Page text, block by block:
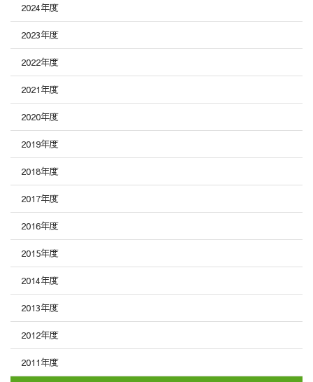
2024年度
2023年度
2022年度
2021年度
2020年度
2019年度
2018年度
2017年度
2016年度
2015年度
2014年度
2013年度
2012年度
2011年度